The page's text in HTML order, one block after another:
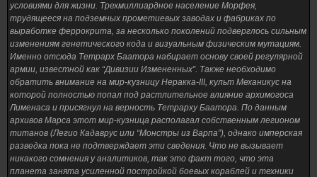
условиями для жизни. Трехмиллиардное население Морфея,
трудящееся на подземных прометиевых заводах и фабриках по
выработке феррокрита, за несколько поколений подверглось сильным
изменениям генетического кода и визуальным физическим мутациям.
Именно отсюда Тетрарх Баатора набирает основу своей регулярной
армии, известной как “Дивизии Измененных”. Также необходимо
обратить внимание на мир-кузницу Неракка-III, культ Механикус на
которой полностью попал под растлительное влияние архимогоса
Лименаса и присягнул на верность Тетрарху Баатора. По данным
архивов Марса этот мир-кузница располагал собственным легионом
титанов (Легио Кадаврус или “Монстры из Варпа”), однако имперская
разведка пока не подтверждает эти сведения. Что не вызывает
никакого сомнения у аналитиков, так это факт того, что эта
планета занята усиленной постройкой боевых кораблей и техники